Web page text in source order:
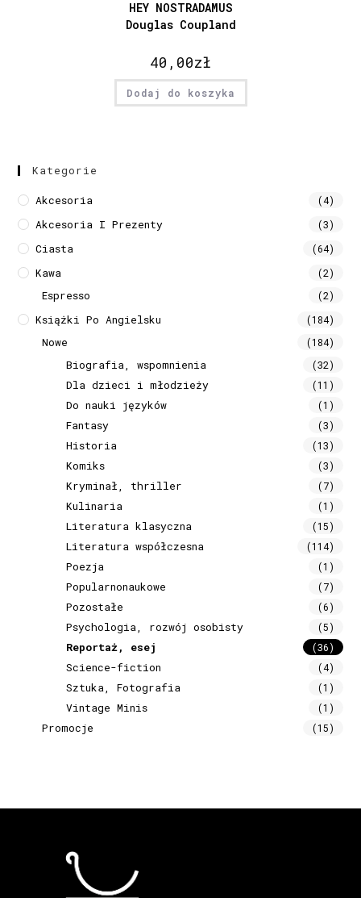
HEY NOSTRADAMUS
Douglas Coupland
40,00zł
Dodaj do koszyka
Kategorie
Akcesoria (4)
Akcesoria I Prezenty (3)
Ciasta (64)
Kawa (2)
Espresso (2)
Książki Po Angielsku (184)
Nowe (184)
Biografia, wspomnienia (32)
Dla dzieci i młodzieży (11)
Do nauki języków (1)
Fantasy (3)
Historia (13)
Komiks (3)
Kryminał, thriller (7)
Kulinaria (1)
Literatura klasyczna (15)
Literatura współczesna (114)
Poezja (1)
Popularnonaukowe (7)
Pozostałe (6)
Psychologia, rozwój osobisty (5)
Reportaż, esej (36)
Science-fiction (4)
Sztuka, Fotografia (1)
Vintage Minis (1)
Promocje (15)